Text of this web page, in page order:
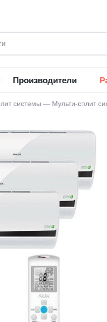
кондиционеры
кондиционеры
потолочные
кондиционеры
Eurohoff
Fujitsu
General Climate
Green
Haier
Hisense
Hitachi
IGC
Kentatsu
Производители
системы — Мульти-сплит